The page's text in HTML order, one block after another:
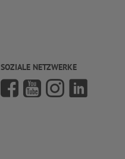
SOZIALE NETZWERKE